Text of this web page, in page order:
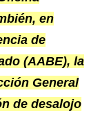
en
de
(AABE), la
General
de desalojo